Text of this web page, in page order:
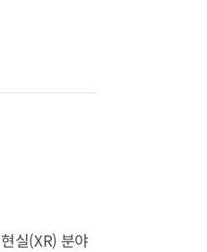
실(XR) 분야